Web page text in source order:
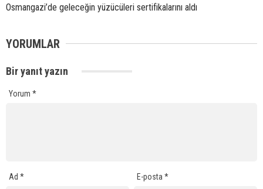
Osmangazi’de geleceğin yüzücüleri sertifikalarını aldı
YORUMLAR
Bir yanıt yazın
Yorum *
Ad * E-posta*